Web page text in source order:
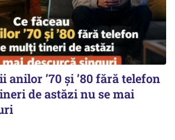
anilor ’70 și ’80 fără telefon
de astăzi nu se mai